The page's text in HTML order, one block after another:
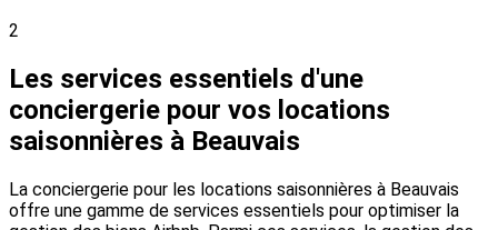
2
Les services essentiels d'une
conciergerie pour vos locations
saisonnières à Beauvais
La conciergerie pour les locations saisonnières à Beauvais
offre une gamme de services essentiels pour optimiser la